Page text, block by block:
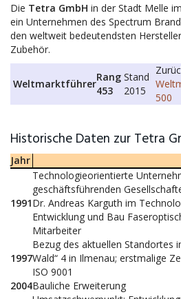
Die Tetra GmbH in der Stadt Melle
ein Unternehmen des Spectrum
den weltweit bedeutendsten
Zubehör.
Weltmarktführer
Rang
453
Stand
2015
500
Historische Daten zur Tetra
Jahr
1991
Technologieorientierte
geschäftsführenden
Dr. Andreas Karguth im
Entwicklung und Bau
Mitarbeiter
1997
Bezug des aktuellen Standortes
Wald“ 4 in Ilmenau; erstmalige
ISO 9001
2004Bauliche Erweiterung